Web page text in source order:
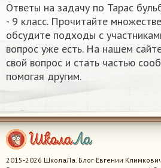
Ответы на задачу по Тарас
- 9 класс. Прочитайте
обсудите подходы с
вопрос уже есть. На нашем
свой вопрос и стать частью
помогая другим.
2015-2026 ШколаЛа. Блог Евгении